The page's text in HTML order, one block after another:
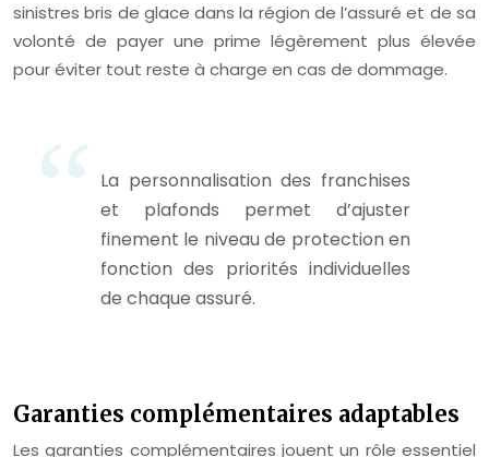
sinistres bris de glace dans la région de l’assuré et de sa
volonté de payer une prime légèrement plus élevée
pour éviter tout reste à charge en cas de dommage.
La personnalisation des franchises
et plafonds permet d’ajuster
finement le niveau de protection en
fonction des priorités individuelles
de chaque assuré.
Garanties complémentaires adaptables
Les garanties complémentaires jouent un rôle essentiel